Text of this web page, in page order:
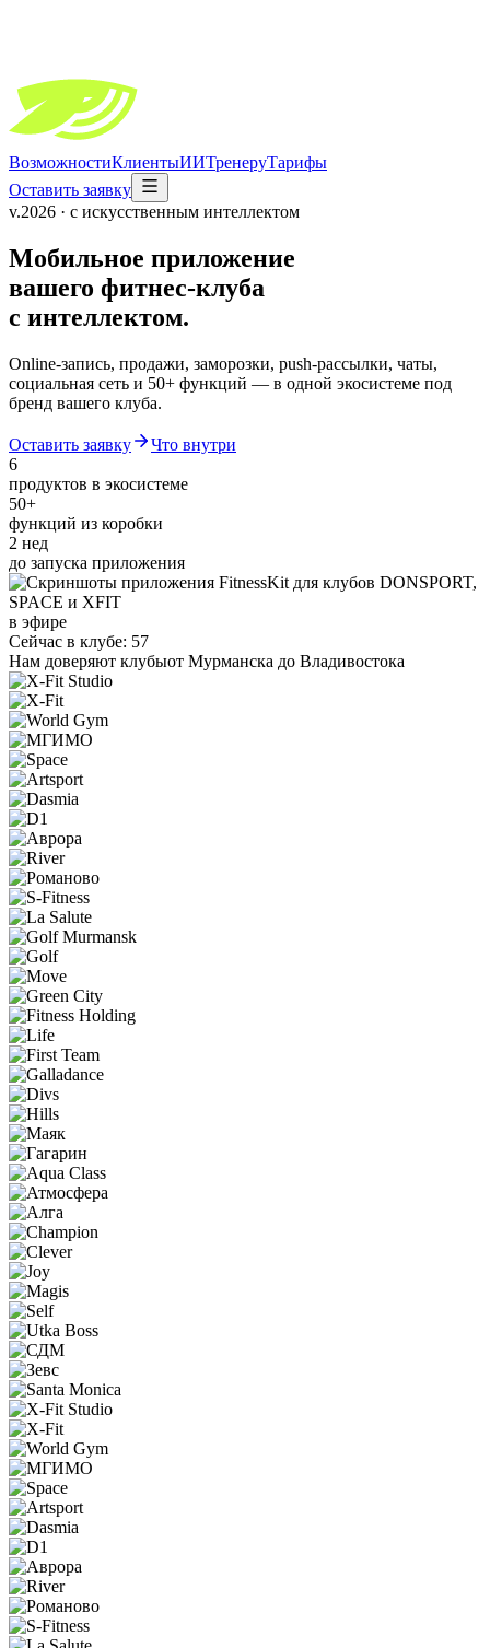
ВозможностиКлиентыИИТренеруТарифы
Оставить заявку
v.2026 · с искусственным интеллектом
Мобильное приложение
вашего фитнес-клуба
с интеллектом.
Online-запись, продажи, заморозки, push-рассылки, чаты,
социальная сеть и 50+ функций — в одной экосистеме под
бренд вашего клуба.
Оставить заявку
Что внутри
6
продуктов в экосистеме
50+
функций из коробки
2 нед
до запуска приложения
в эфире
Сейчас в клубе: 57
Нам доверяют клубыот Мурманска до Владивостока